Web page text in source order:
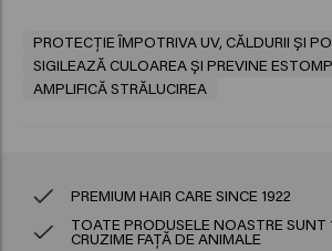
PROTECȚIE ÎMPOTRIVA UV, CĂLDURII ȘI
SIGILEAZĂ CULOAREA ȘI PREVINE
AMPLIFICĂ STRĂLUCIREA
PREMIUM HAIR CARE SINCE 1922
TOATE PRODUSELE NOASTRE SUNT
CRUZIME FAȚĂ DE ANIMALE